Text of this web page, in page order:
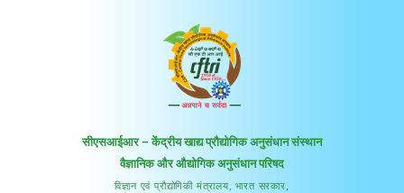
सीएसआईआर – केंद्रीय खाद्य प्रौद्योगिक अनुसंधान संस्थान
वैज्ञानिक और औद्योगिक अनुसंधान परिषद
विज्ञान एवं प्रौद्योगिकी मंत्रालय, भारत सरकार,